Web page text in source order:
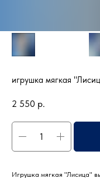
игрушка мягкая
2 550 р.
Игрушка мягкая "Лисица"